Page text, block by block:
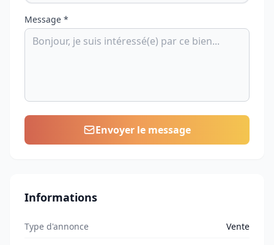
Message *
Envoyer le message
Informations
Type d'annonce Vente